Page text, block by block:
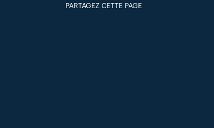
PARTAGEZ CETTE PAGE